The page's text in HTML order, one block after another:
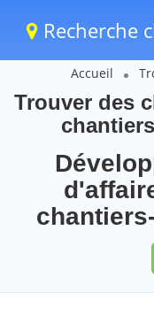
Recherche
Accueil
Trouver des